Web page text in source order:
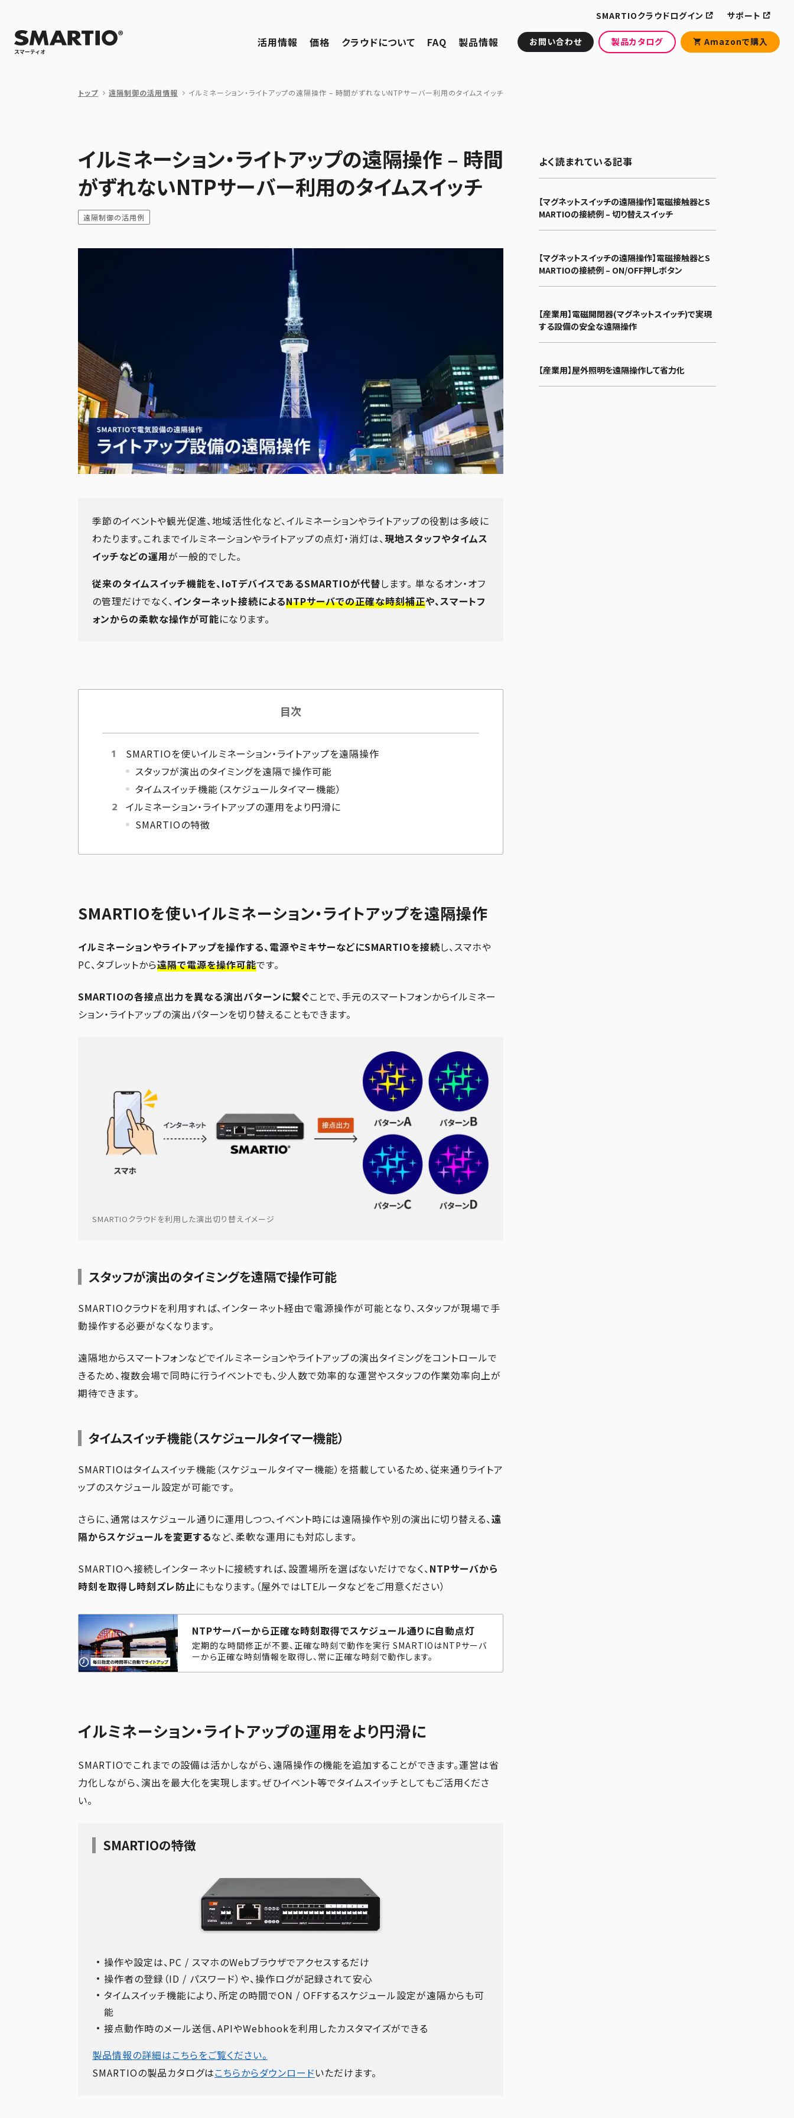
活用情報 価格 クラウドについて FAQ 製品情報 お問い合わせ 製品カタログ Amazonで購入
SMARTIOクラウドログイン サポート
トップ 遠隔制御の活用情報 イルミネーション・ライトアップの遠隔操作 – 時間がずれないNTPサーバー利用のタイムスイッチ
イルミネーション・ライトアップの遠隔操作 – 時間
がずれないNTPサーバー利用のタイムスイッチ
遠隔制御の活用例
季節のイベントや観光促進、地域活性化など、イルミネーションやライトアップの役割は多岐に
わたります。これまでイルミネーションやライトアップの点灯・消灯は、現地スタッフやタイムス
イッチなどの運用が一般的でした。
従来のタイムスイッチ機能を、IoTデバイスであるSMARTIOが代替します。 単なるオン・オフ
の管理だけでなく、インターネット接続によるNTPサーバでの正確な時刻補正や、スマートフ
ォンからの柔軟な操作が可能になります。
目次
SMARTIOを使いイルミネーション・ライトアップを遠隔操作
スタッフが演出のタイミングを遠隔で操作可能
タイムスイッチ機能（スケジュールタイマー機能）
イルミネーション・ライトアップの運用をより円滑に
SMARTIOの特徴
SMARTIOを使いイルミネーション・ライトアップを遠隔操作
イルミネーションやライトアップを操作する、電源やミキサーなどにSMARTIOを接続し、スマホや
PC、タブレットから遠隔で電源を操作可能です。
SMARTIOの各接点出力を異なる演出パターンに繋ぐことで、手元のスマートフォンからイルミネー
ション・ライトアップの演出パターンを切り替えることもできます。
SMARTIOクラウドを利用した演出切り替えイメージ
スタッフが演出のタイミングを遠隔で操作可能
SMARTIOクラウドを利用すれば、インターネット経由で電源操作が可能となり、スタッフが現場で手
動操作する必要がなくなります。
遠隔地からスマートフォンなどでイルミネーションやライトアップの演出タイミングをコントロールで
きるため、複数会場で同時に行うイベントでも、少人数で効率的な運営やスタッフの作業効率向上が
期待できます。
タイムスイッチ機能（スケジュールタイマー機能）
SMARTIOはタイムスイッチ機能（スケジュールタイマー機能）を搭載しているため、従来通りライトア
ップのスケジュール設定が可能です。
さらに、通常はスケジュール通りに運用しつつ、イベント時には遠隔操作や別の演出に切り替える、遠
隔からスケジュールを変更するなど、柔軟な運用にも対応します。
SMARTIOへ接続しインターネットに接続すれば、設置場所を選ばないだけでなく、NTPサーバから
時刻を取得し時刻ズレ防止にもなります。（屋外ではLTEルータなどをご用意ください）
NTPサーバーから正確な時刻取得でスケジュール通りに自動点灯
定期的な時間修正が不要、正確な時刻で動作を実行 SMARTIOはNTPサーバ
ーから正確な時刻情報を取得し、常に正確な時刻で動作します。
イルミネーション・ライトアップの運用をより円滑に
SMARTIOでこれまでの設備は活かしながら、遠隔操作の機能を追加することができます。運営は省
力化しながら、演出を最大化を実現します。ぜひイベント等でタイムスイッチとしてもご活用くださ
い。
SMARTIOの特徴
操作や設定は、PC / スマホのWebブラウザでアクセスするだけ
操作者の登録（ID / パスワード）や、操作ログが記録されて安心
タイムスイッチ機能により、所定の時間でON / OFFするスケジュール設定が遠隔からも可
能
接点動作時のメール送信、APIやWebhookを利用したカスタマイズができる
製品情報の詳細はこちらをご覧ください。
SMARTIOの製品カタログはこちらからダウンロードいただけます。
よく読まれている記事
【マグネットスイッチの遠隔操作】電磁接触器とS
MARTIOの接続例 – 切り替えスイッチ
【マグネットスイッチの遠隔操作】電磁接触器とS
MARTIOの接続例 – ON/OFF押しボタン
【産業用】電磁開閉器(マグネットスイッチ)で実現
する設備の安全な遠隔操作
【産業用】屋外照明を遠隔操作して省力化